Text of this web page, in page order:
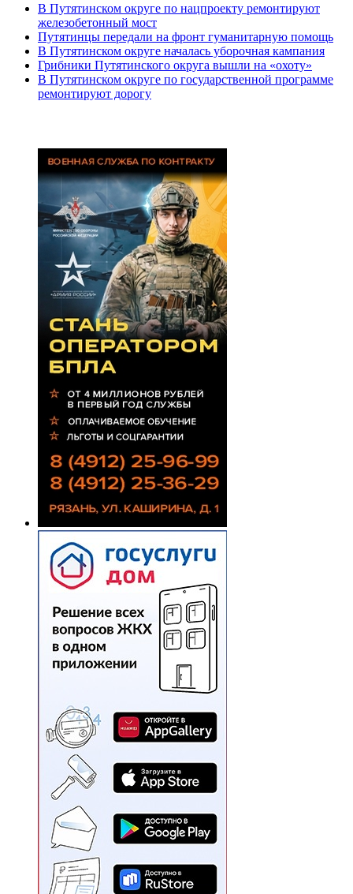
В Путятинском округе по нацпроекту ремонтируют
железобетонный мост
Путятинцы передали на фронт гуманитарную помощь
В Путятинском округе началась уборочная кампания
Грибники Путятинского округа вышли на «охоту»
В Путятинском округе по государственной программе
ремонтируют дорогу